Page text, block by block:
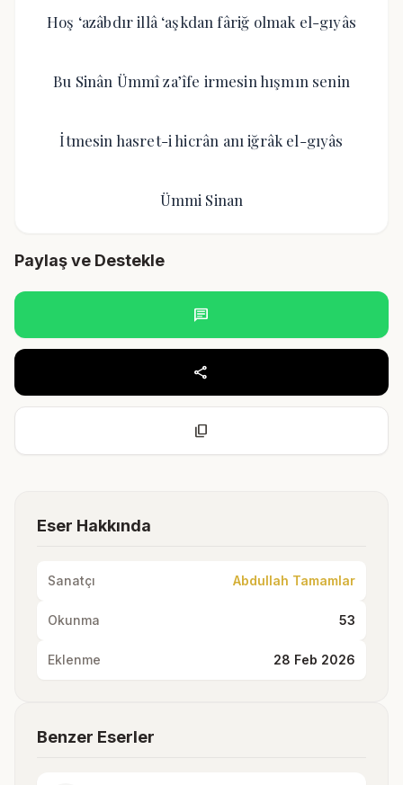
Hoş ‘azâbdır illâ ‘aşkdan fâriğ olmak el-gıyâs
Bu Sinân Ümmî za’îfe irmesin hışmın senin
İtmesin hasret-i hicrân anı iğrâk el-gıyâs
Ümmi Sinan
Paylaş ve Destekle
chat
share
content_copy
Eser Hakkında
Sanatçı Abdullah Tamamlar
Okunma 53
Eklenme 28 Feb 2026
Benzer Eserler